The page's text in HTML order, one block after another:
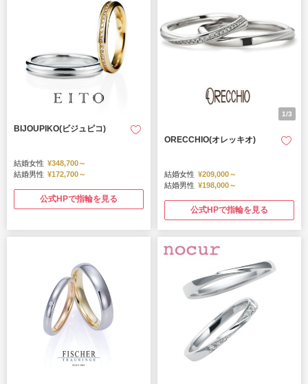
BIJOUPIKO(ビジュピコ)
結婚女性 ¥348,700～
結婚男性 ¥172,700～
公式HPで指輪を見る
1/3
ORECCHIO(オレッキオ)
結婚女性 ¥209,000～
結婚男性 ¥198,000～
公式HPで指輪を見る